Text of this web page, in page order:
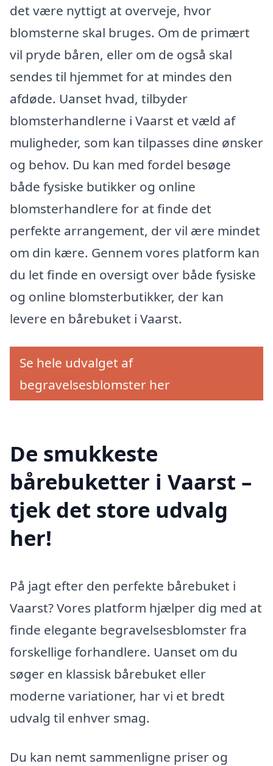
det være nyttigt at overveje, hvor
blomsterne skal bruges. Om de primært
vil pryde båren, eller om de også skal
sendes til hjemmet for at mindes den
afdøde. Uanset hvad, tilbyder
blomsterhandlerne i Vaarst et væld af
muligheder, som kan tilpasses dine ønsker
og behov. Du kan med fordel besøge
både fysiske butikker og online
blomsterhandlere for at finde det
perfekte arrangement, der vil ære mindet
om din kære. Gennem vores platform kan
du let finde en oversigt over både fysiske
og online blomsterbutikker, der kan
levere en bårebuket i Vaarst.
Se hele udvalget af
begravelsesblomster her
De smukkeste
bårebuketter i Vaarst –
tjek det store udvalg
her!
På jagt efter den perfekte bårebuket i
Vaarst? Vores platform hjælper dig med at
finde elegante begravelsesblomster fra
forskellige forhandlere. Uanset om du
søger en klassisk bårebuket eller
moderne variationer, har vi et bredt
udvalg til enhver smag.
Du kan nemt sammenligne priser og